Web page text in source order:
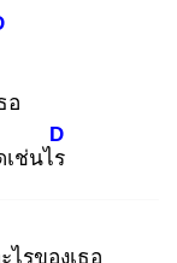
อ
ช่นไร
D
ไรของเธอ